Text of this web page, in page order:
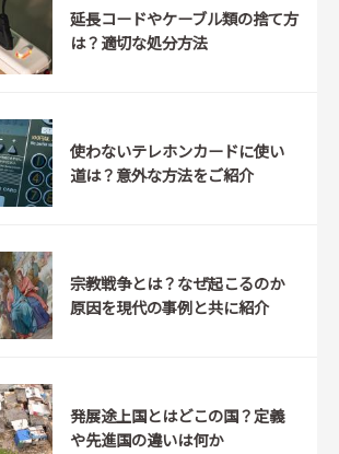
延長コードやケーブル類の捨て方
は？適切な処分方法
使わないテレホンカードに使い
道は？意外な方法をご紹介
宗教戦争とは？なぜ起こるのか
原因を現代の事例と共に紹介
発展途上国とはどこの国？定義
や先進国の違いは何か